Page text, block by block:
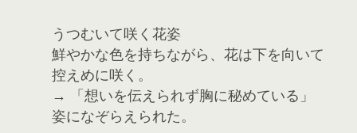
うつむいて咲く花姿
鮮やかな色を持ちながら、花は下を向いて
控えめに咲く。
→ 「想いを伝えられず胸に秘めている」
姿になぞらえられた。